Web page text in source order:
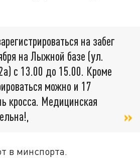
на забег
на Лыжной базе (ул.
с 13.00 до 15.00. Кроме
можно и 17
кросса. Медицинская
в минспорта.